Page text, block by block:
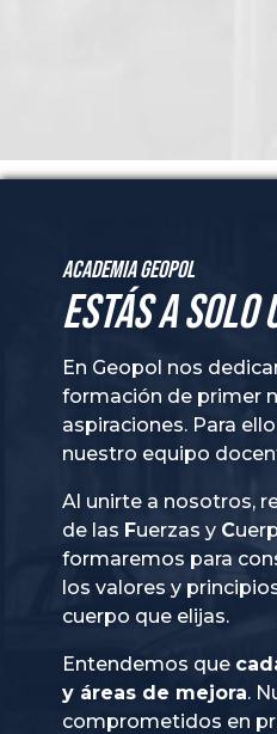
Academia GeoPol
Estás a solo
En Geopol nos
formación de primer
aspiraciones. Para
nuestro equipo
Al unirte a nosotros,
de las
Fuerzas y
formaremos para
los valores y
cuerpo que elijas.
Entendemos que
y áreas de mejora.
comprometidos en